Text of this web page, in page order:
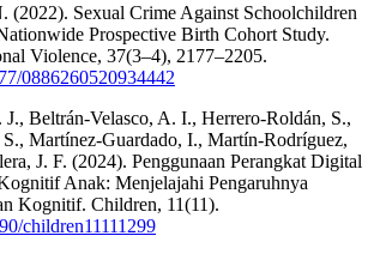
(2022). Sexual Crime Against Schoolchildren
Prospective Birth Cohort Study.
Violence, 37(3–4), 2177–2205.
0886260520934442
J., Beltrán-Velasco, A. I., Herrero-Roldán, S.,
Martínez-Guardado, I., Martín-Rodríguez,
J. F. (2024). Penggunaan Perangkat Digital
Anak: Menjelajahi Pengaruhnya
Kognitif. Children, 11(11).
children11111299